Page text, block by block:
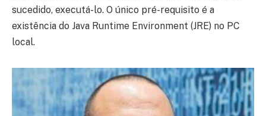
sucedido, executá-lo. O único pré-requisito é a
existência do Java Runtime Environment (JRE) no PC
local.